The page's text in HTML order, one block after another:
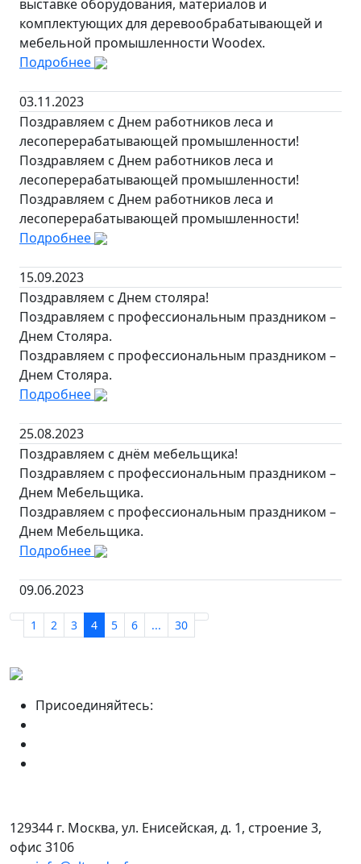
выставке оборудования, материалов и
комплектующих для деревообрабатывающей и
мебельной промышленности Woodex.
Подробнее
03.11.2023
Поздравляем с Днем работников леса и
лесоперерабатывающей промышленности!
Поздравляем с Днем работников леса и
лесоперерабатывающей промышленности!
Поздравляем с Днем работников леса и
лесоперерабатывающей промышленности!
Подробнее
15.09.2023
Поздравляем с Днем столяра!
Поздравляем с профессиональным праздником –
Днем Столяра.
Поздравляем с профессиональным праздником –
Днем Столяра.
Подробнее
25.08.2023
Поздравляем с днём мебельщика!
Поздравляем с профессиональным праздником –
Днем Мебельщика.
Поздравляем с профессиональным праздником –
Днем Мебельщика.
Подробнее
09.06.2023
1 2 3 4 5 6 ... 30
Присоединяйтесь:
129344 г. Москва, ул. Енисейская, д. 1, строение 3,
офис 3106